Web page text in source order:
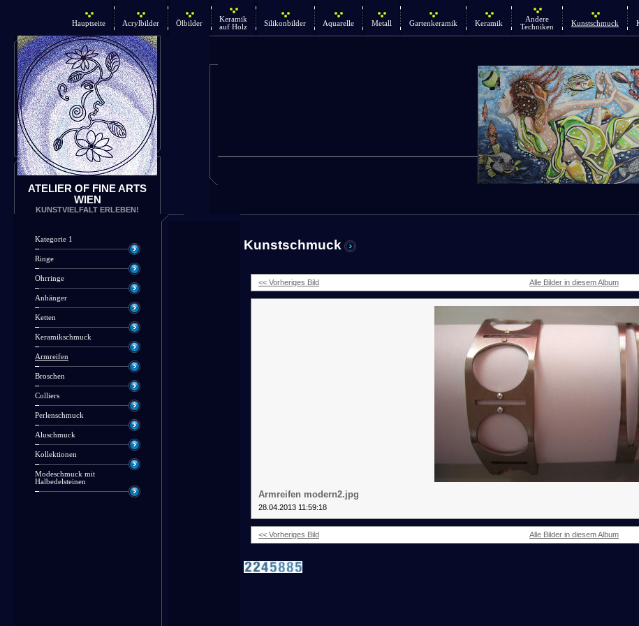
Hauptseite Acrylbilder Ölbilder
Keramik
auf Holz
Silikonbilder Aquarelle Metall Gartenkeramik Keramik
Andere
Techniken
Kunstschmuck
ATELIER OF FINE ARTS
WIEN
KUNSTVIELFALT ERLEBEN!
Kategorie 1
Ringe
Ohrringe
Anhänger
Ketten
Keramikschmuck
Armreifen
Broschen
Colliers
Perlenschmuck
Aluschmuck
Kollektionen
Modeschmuck mit
Halbedelsteinen
Kunstschmuck
<< Vorheriges Bild Alle Bilder in diesem Album
Armreifen modern2.jpg
28.04.2013 11:59:18
<< Vorheriges Bild Alle Bilder in diesem Album